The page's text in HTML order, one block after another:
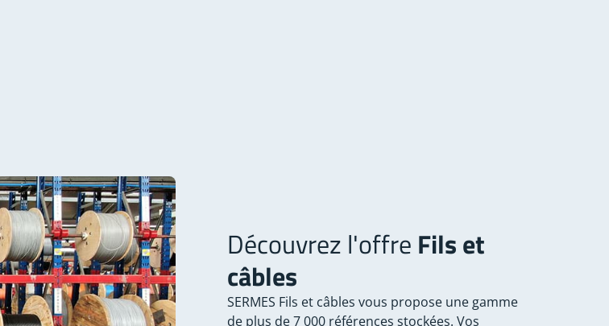
Découvrez l'offre Fils et
câbles
SERMES Fils et câbles vous propose une gamme
de plus de 7 000 références stockées. Vos